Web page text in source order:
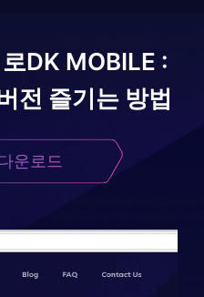
DK MOBILE :
전 즐기는 방법
운로드